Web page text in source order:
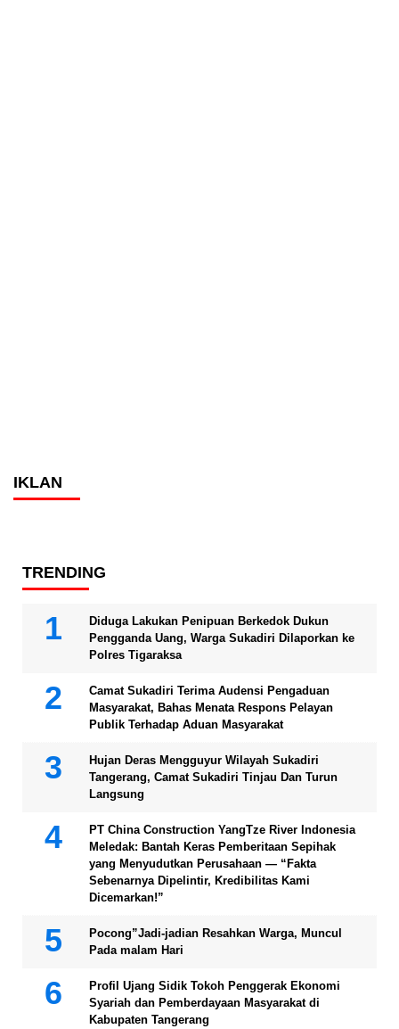
IKLAN
TRENDING
Diduga Lakukan Penipuan Berkedok Dukun
Pengganda Uang, Warga Sukadiri Dilaporkan ke
Polres Tigaraksa
Camat Sukadiri Terima Audensi Pengaduan
Masyarakat, Bahas Menata Respons Pelayan
Publik Terhadap Aduan Masyarakat
Hujan Deras Mengguyur Wilayah Sukadiri
Tangerang, Camat Sukadiri Tinjau Dan Turun
Langsung
PT China Construction YangTze River Indonesia
Meledak: Bantah Keras Pemberitaan Sepihak
yang Menyudutkan Perusahaan — “Fakta
Sebenarnya Dipelintir, Kredibilitas Kami
Dicemarkan!”
Pocong”Jadi-jadian Resahkan Warga, Muncul
Pada malam Hari
Profil Ujang Sidik Tokoh Penggerak Ekonomi
Syariah dan Pemberdayaan Masyarakat di
Kabupaten Tangerang